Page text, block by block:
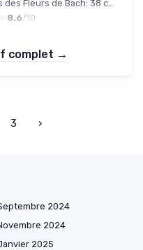
8.6/10
complet →
3 ›
2024
2024
2025